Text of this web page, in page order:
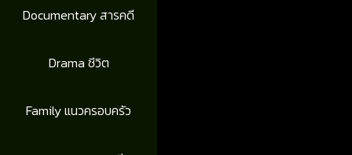
Documentary สารคดี
Drama ชีวิต
Family แนวครอบครัว